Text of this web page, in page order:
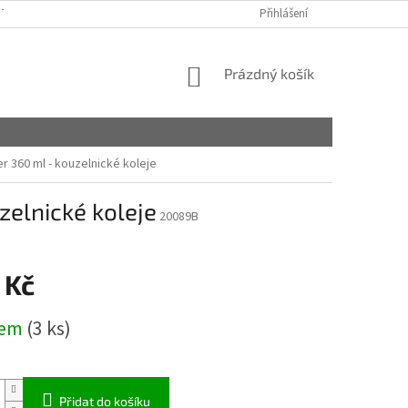
PODMÍNKY OCHRANY OSOBNÍCH
Přihlášení
NÁKUPNÍ
Prázdný košík
360 ml - kouzelnické koleje
koleje 20089B
(3 ks)
Přidat do košíku